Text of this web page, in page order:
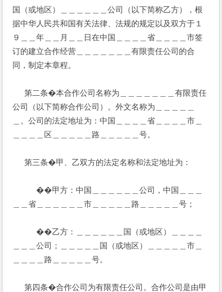
国（或地区）＿＿＿＿＿＿公司（以下简称乙方），根
据中华人民共和国有关法律、法规的规定以及双方于１
９＿＿年＿＿月＿＿日在中国＿＿＿＿省＿＿＿＿市签
订的建立合作经营＿＿＿＿＿＿＿有限责任公司的合
同，制定本章程。
第二条�本合作公司名称为＿＿＿＿＿＿＿有限责任
公司（以下简称合作公司）。外文名称为＿＿＿＿＿
＿。公司的法定地址为：中国＿＿＿＿省＿＿＿＿市＿
＿＿＿＿区＿＿＿＿＿路＿＿＿＿＿号。
第三条�甲、乙双方的法定名称和法定地址为：
��甲方：中国＿＿＿＿＿＿公司，中国＿＿＿
＿＿省＿＿＿＿＿＿市＿＿＿＿＿路＿＿＿＿＿号；
��乙方：＿＿＿＿＿＿国（或地区）＿＿＿＿
＿＿＿公司；＿＿＿＿＿国（或地区）＿＿＿＿＿市＿
＿＿＿＿路＿＿＿＿＿号。
第四条�合作公司为有限责任公司。合作公司是由甲